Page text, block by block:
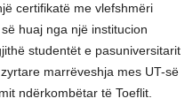
certifikatë me vlefshmëri
huaj nga një institucion
studentët e pasuniversitarit
marrëveshja mes UT-së
ndërkombëtar të Toeflit.